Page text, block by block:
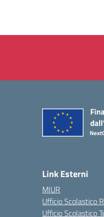
Link Esterni
MIUR
Ufficio Scolastico
Ufficio Scolastico